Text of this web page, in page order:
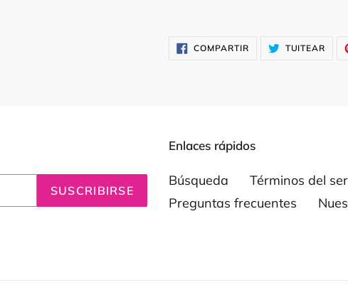
COMPARTIRCOMPARTIR
EN
TUITEAR
SUSCRIBIRSE
Enlaces rápidos
Búsqueda Términos del
Preguntas frecuentes